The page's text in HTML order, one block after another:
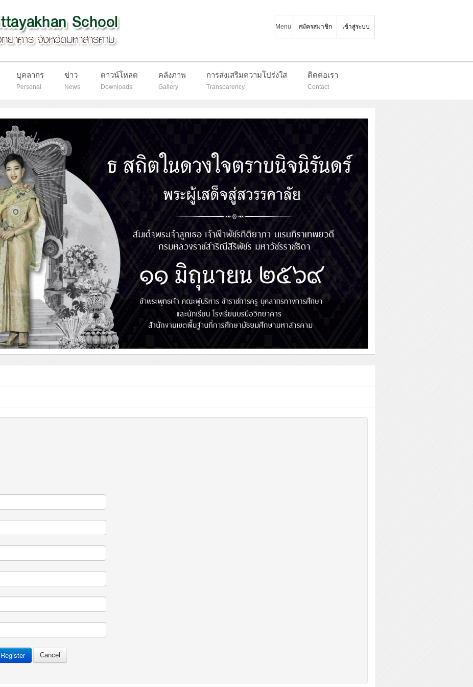
Menu สมัครสมาชิก เข้าสู่ระบบ
บุคลากร
Personal
ข่าว
News
ดาวน์โหลด
Downloads
คลังภาพ
Gallery
การส่งเสริมความโปร่งใส
Transparency
ติดต่อเรา
Contact
Register Cancel